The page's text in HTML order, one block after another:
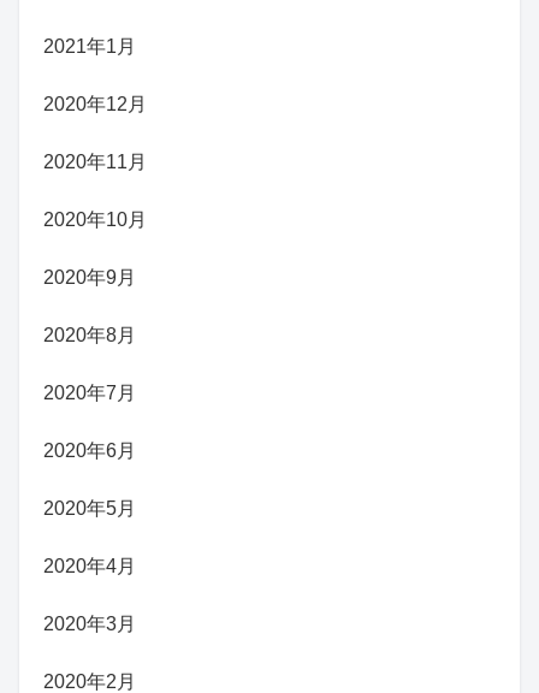
2021年1月
2020年12月
2020年11月
2020年10月
2020年9月
2020年8月
2020年7月
2020年6月
2020年5月
2020年4月
2020年3月
2020年2月